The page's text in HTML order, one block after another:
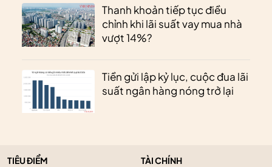
Thanh khoản tiếp tục điều
chỉnh khi lãi suất vay mua nhà
vượt 14%?
Tiền gửi lập kỷ lục, cuộc đua lãi
suất ngân hàng nóng trở lại
TIÊU ĐIỂM
TÀI CHÍNH